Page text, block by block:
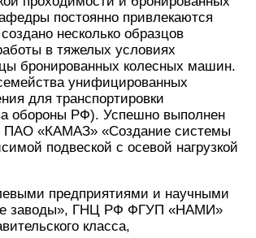
постоянно привлекаются
несколько образцов
в тяжелых условиях
бронированных колесных машин.
унифицированных
для транспортировки
обороны РФ). Успешно выполнен
ПАО «КАМАЗ» «Создание системы
подвеской с осевой нагрузкой
предприятиями и научными
заводы», ГНЦ РФ ФГУП «НАМИ»
класса,